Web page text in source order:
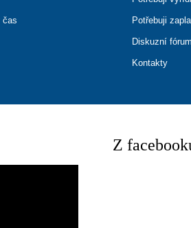
čas Potřebuji
Diskuzní fórum
Kontakty
Z